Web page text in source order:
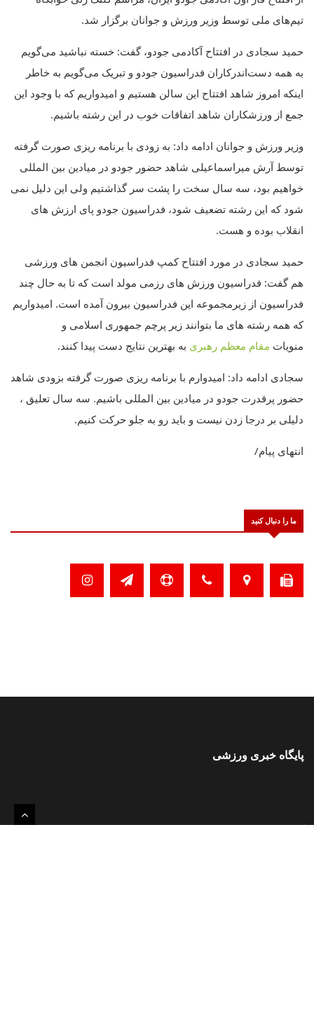
تیم‌های ملی توسط وزیر ورزش و جوانان برگزار شد.
حمید سجادی در افتتاح آکادمی جودو، گفت: خسته نباشید می‌گویم
به همه دست‌اندرکاران فدراسیون جودو و تبریک می‌گویم به خاطر
اینکه امروز شاهد افتتاح این سالن هستیم و امیدواریم که با وجود این
جمع از ورزشکاران شاهد اتفاقات خوب در این رشته باشیم.
وزیر ورزش و جوانان ادامه داد: به زودی با برنامه ریزی صورت گرفته
توسط آرش میراسماعیلی شاهد حضور جودو در میادین بین المللی
خواهیم بود، سه سال سخت را پشت سر گذاشتیم ولی این دلیل نمی
شود که این رشته تضعیف شود، فدراسیون جودو پای ارزش های
انقلاب بوده و هست.
حمید سجادی در مورد افتتاح کمپ فدراسیون انجمن های ورزشی
هم گفت: فدراسیون ورزش های رزمی مولد است که تا به حال چند
فدراسیون از زیرمجموعه این فدراسیون بیرون آمده است. امیدواریم
که همه رشته های ما بتوانند زیر پرچم جمهوری اسلامی و
منویات مقام معظم رهبری به بهترین نتایج دست پیدا کنند.
سجادی ادامه داد: امیدوارم با برنامه ریزی صورت گرفته بزودی شاهد
حضور پرقدرت جودو در میادین بین المللی باشیم. سه سال تعلیق ،
دلیلی بر درجا زدن نیست و باید رو به جلو حرکت کنیم.
انتهای پیام/
ما را دنبال کنید
پایگاه خبری ورزشی